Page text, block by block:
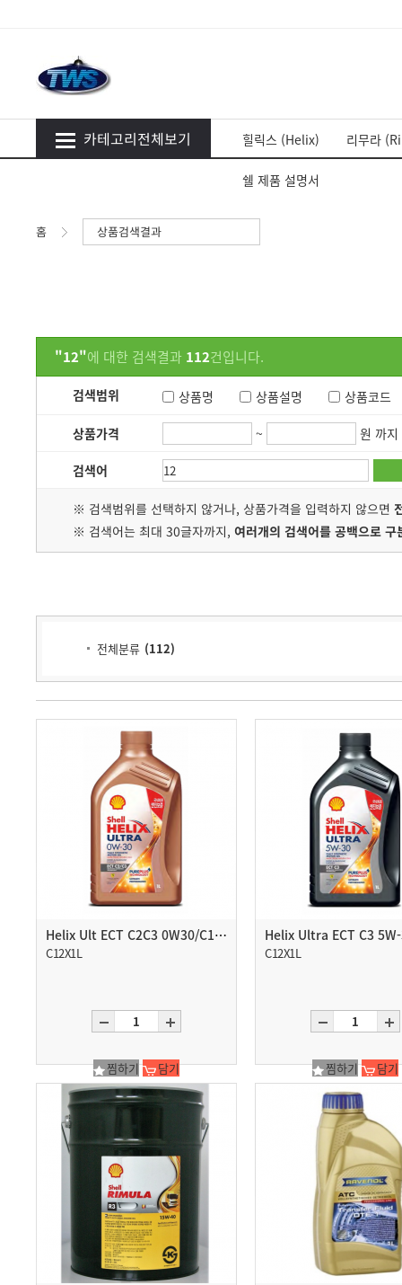
카테고리전체보기 힐릭스 (Helix) 리무라
쉘 제품 설명서
홈 상품검색결과
"12"에 대한 검색결과 112건입니다.
검색범위 상품명 상품설명 상품코드
상품가격 ~ 원 까지
검색어
※ 검색범위를 선택하지 않거나, 상품가격을 입력하지 않으면
※ 검색어는 최대 30글자까지,여러개의 검색어를 공백으로 구
전체분류 (112)
Helix Ult ECT C2C3 0W30/C12X1L
C12X1L
찜하기 담기
C12X1L
찜하기 담기